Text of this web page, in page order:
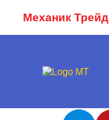
Механик Трейд